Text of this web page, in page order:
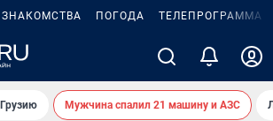
ЗНАКОМСТВА ПОГОДА ТЕЛЕПРОГРАММА
Мужчина спалил 21 машину и АЗС